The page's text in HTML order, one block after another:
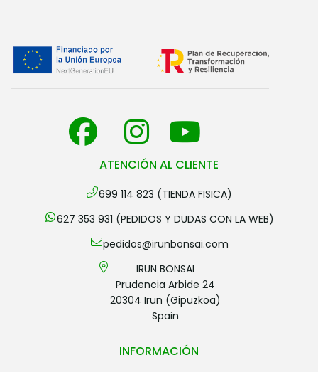
ATENCIÓN AL CLIENTE
699 114 823 (TIENDA FISICA)
627 353 931 (PEDIDOS Y DUDAS CON LA WEB)
pedidos@irunbonsai.com
IRUN BONSAI
Prudencia Arbide 24
20304 Irun (Gipuzkoa)
Spain
INFORMACIÓN